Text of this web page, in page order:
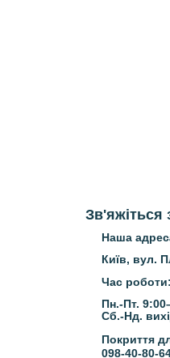
Зв'яжіться
Наша
Київ, вул.
Час роботи:
Пн.-Пт.
Сб.-Нд.
Покриття
098-40-80-